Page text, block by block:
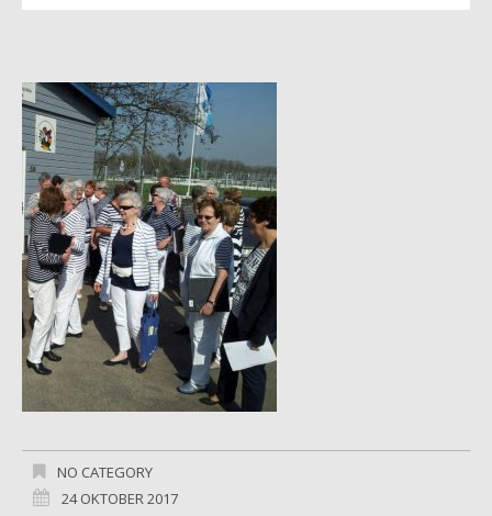
NO CATEGORY
24 OKTOBER 2017